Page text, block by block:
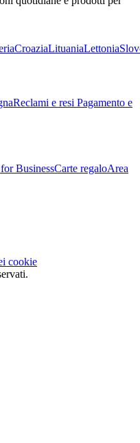
CroaziaLituaniaLettonia
Reclami e resi Pagamento e
BusinessCarte regaloArea
cookie